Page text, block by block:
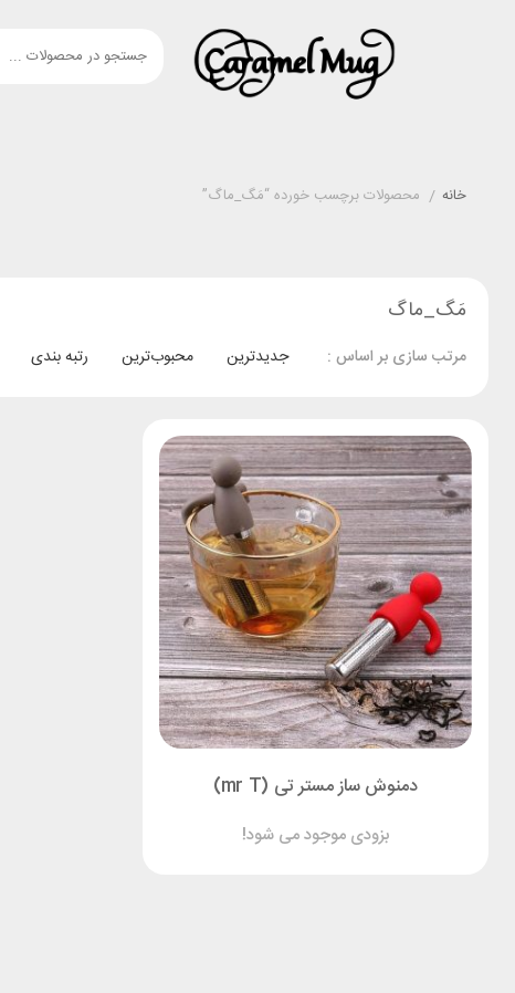
خانه / محصولات برچسب خورده “مَگ_ماگ”
مَگ_ماگ
مرتب سازی بر اساس : جدیدترین محبوب‌ترین رتبه بندی
دمنوش ساز مستر تی (mr T)
بزودی موجود می شود!